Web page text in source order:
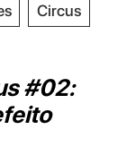
Circus
#02: